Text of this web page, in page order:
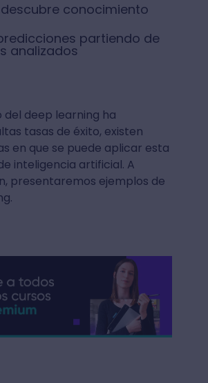
conocimiento
partiendo de
analizados
del deep learning ha
tasas de éxito, existen
en que se puede aplicar esta
inteligencia artificial. A
presentaremos ejemplos de